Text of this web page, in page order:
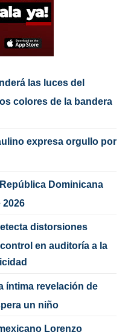
las luces del
colores de la bandera
expresa orgullo por
Dominicana
2026
distorsiones
en auditoría a la
íntima revelación de
un niño
Lorenzo